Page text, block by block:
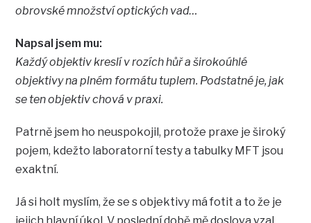
obrovské množství optických vad…
Napsal jsem mu:
Každý objektiv kreslí v rozích hůř a širokoúhlé
objektivy na plném formátu tuplem. Podstatné je, jak
se ten objektiv chová v praxi.
Patrně jsem ho neuspokojil, protože praxe je široký
pojem, kdežto laboratorní testy a tabulky MFT jsou
exaktní.
Já si holt myslím, že se s objektivy má fotit a to že je